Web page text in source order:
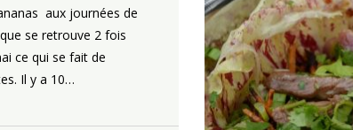
aux journées de
se retrouve 2 fois
ce qui se fait de
Il y a 10…